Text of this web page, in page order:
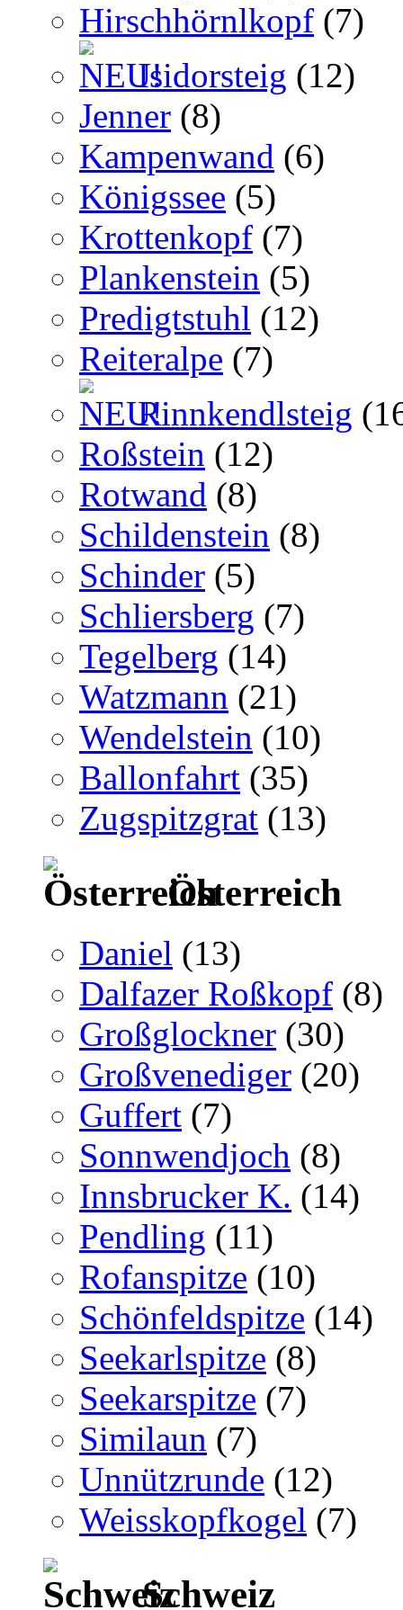
Hirschhörnlkopf (7)
Isidorsteig (12)
Jenner (8)
Kampenwand (6)
Königssee (5)
Krottenkopf (7)
Plankenstein (5)
Predigtstuhl (12)
Reiteralpe (7)
Rinnkendlsteig
Roßstein (12)
Rotwand (8)
Schildenstein (8)
Schinder (5)
Schliersberg (7)
Tegelberg (14)
Watzmann (21)
Wendelstein (10)
Ballonfahrt (35)
Zugspitzgrat (13)
Österreich
Daniel (13)
Dalfazer Roßkopf (8)
Großglockner (30)
Großvenediger (20)
Guffert (7)
Sonnwendjoch (8)
Innsbrucker K. (14)
Pendling (11)
Rofanspitze (10)
Schönfeldspitze (14)
Seekarlspitze (8)
Seekarspitze (7)
Similaun (7)
Unnützrunde (12)
Weisskopfkogel (7)
Schweiz